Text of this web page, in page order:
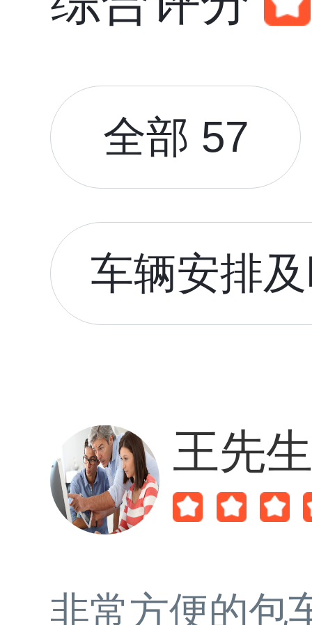
全部 57
车辆安排
王先
非常方便的包